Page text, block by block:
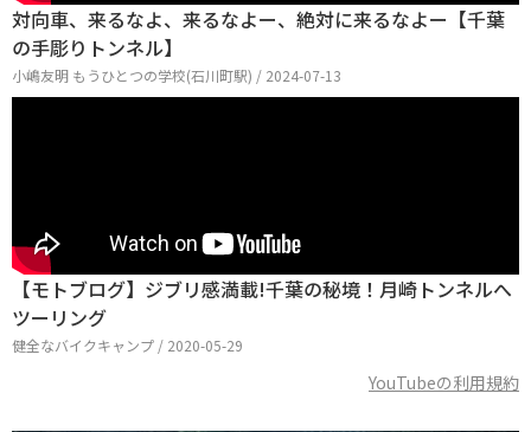
対向車、来るなよ、来るなよー、絶対に来るなよー【千葉
の手彫りトンネル】
小嶋友明 もうひとつの学校(石川町駅) / 2024-07-13
【モトブログ】ジブリ感満載!千葉の秘境！月崎トンネルへ
ツーリング
健全なバイクキャンプ / 2020-05-29
YouTubeの利用規約